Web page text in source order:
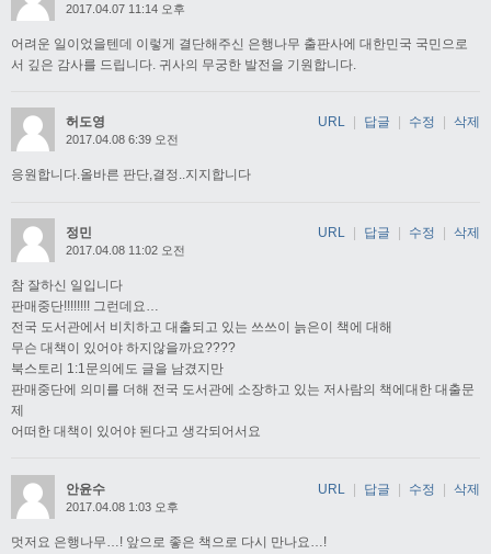
2017.04.07 11:14 오후
어려운 일이었을텐데 이렇게 결단해주신 은행나무 출판사에 대한민국 국민으로
서 깊은 감사를 드립니다. 귀사의 무궁한 발전을 기원합니다.
허도영
2017.04.08 6:39 오전
응원합니다.올바른 판단,결정..지지합니다
URL 답글 수정 삭제
정민
2017.04.08 11:02 오전
참 잘하신 일입니다
판매중단!!!!!!!! 그런데요…
전국 도서관에서 비치하고 대출되고 있는 쓰쓰이 늙은이 책에 대해
무슨 대책이 있어야 하지않을까요????
북스토리 1:1문의에도 글을 남겼지만
판매중단에 의미를 더해 전국 도서관에 소장하고 있는 저사람의 책에대한 대출문
제
어떠한 대책이 있어야 된다고 생각되어서요
URL 답글 수정 삭제
안윤수
2017.04.08 1:03 오후
멋저요 은행나무…! 앞으로 좋은 책으로 다시 만나요…!
URL | 답글 | 수정 | 삭제